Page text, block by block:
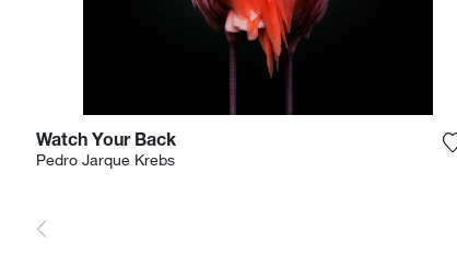
Watch Your Back
Pedro Jarque Krebs